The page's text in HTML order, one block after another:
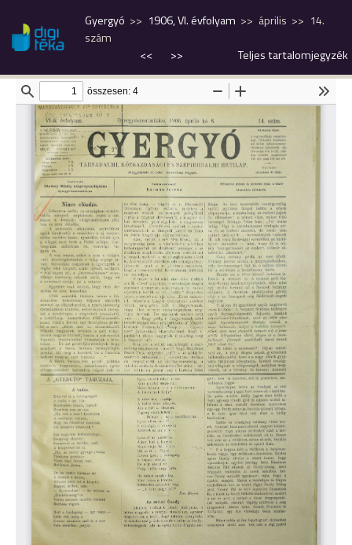
Gyergyó 1906, VI. évfolyam április
14.
szám
<<
>> Teljes tartalomjegyzék